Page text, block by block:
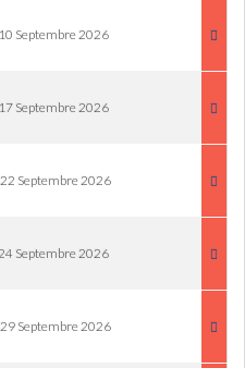
Septembre 2026
Septembre 2026
Septembre 2026
Septembre 2026
Septembre 2026